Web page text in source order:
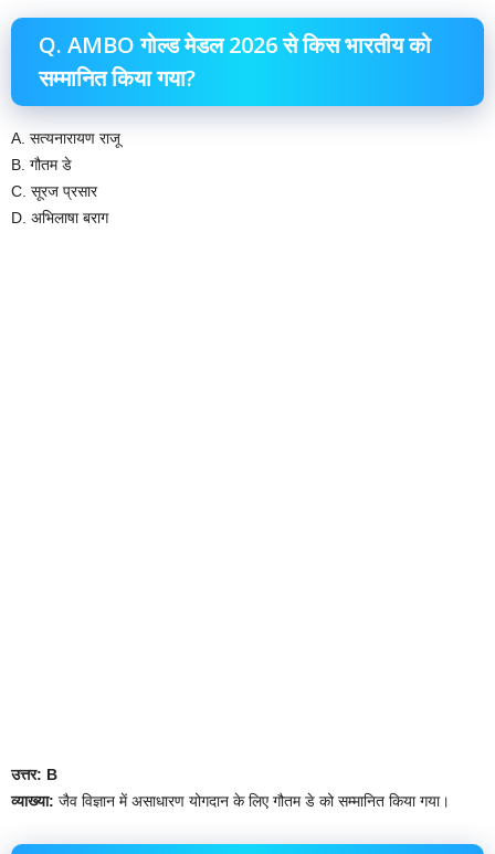
Q. AMBO गोल्ड मेडल 2026 से किस भारतीय को
सम्मानित किया गया?
A. सत्यनारायण राजू
B. गौतम डे
C. सूरज प्रसार
D. अभिलाषा बराग
उत्तर: B
व्याख्या: जैव विज्ञान में असाधारण योगदान के लिए गौतम डे को सम्मानित किया गया।